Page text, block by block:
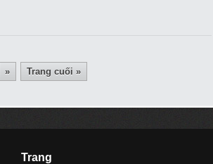
» Trang cuối »
Trang